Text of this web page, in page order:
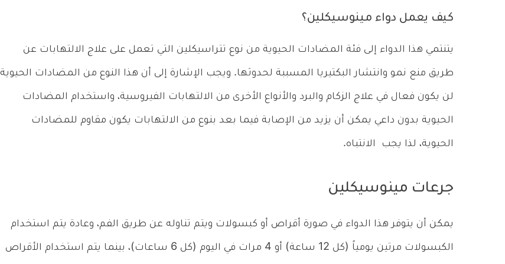
كيف يعمل دواء مينوسيكلين؟
يتنتمي هذا الدواء إلى فئة المضادات الحيوية من نوع تتراسيكلين التي تعمل على علاج الالتهابات عن
طريق منع نمو وانتشار البكتيريا المسببة لحدوثها. ويجب الإشارة إلى أن هذا النوع من المضادات الحيوية
لن يكون فعال في علاج الزكام والبرد والأنواع الأخرى من الالتهابات الفيروسية، واستخدام المضادات
الحيوية بدون داعي يمكن أن يزيد من الإصابة فيما بعد بنوع من الالتهابات يكون مقاوم للمضادات
الحيوية، لذا يجب الانتباه.
جرعات مينوسيكلين
يمكن أن يتوفر هذا الدواء في صورة أقراص أو كبسولات ويتم تناوله عن طريق الفم، وعادة يتم استخدام
الكبسولات مرتين يومياً (كل 12 ساعة) أو 4 مرات في اليوم (كل 6 ساعات)، بينما يتم استخدام الأقراص